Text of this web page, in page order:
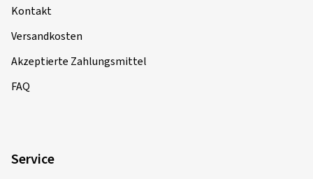
Kontakt
Versandkosten
Akzeptierte Zahlungsmittel
FAQ
Service